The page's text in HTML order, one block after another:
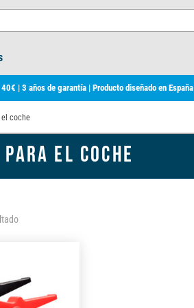
| 3 años de garantía | Producto diseñado en España
coche
EL COCHE